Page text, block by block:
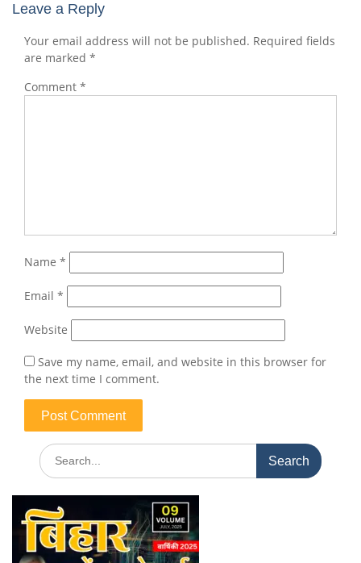
Leave a Reply
Your email address will not be published. Required fields
are marked *
Comment *
Name *
Email *
Website
Save my name, email, and website in this browser for
the next time I comment.